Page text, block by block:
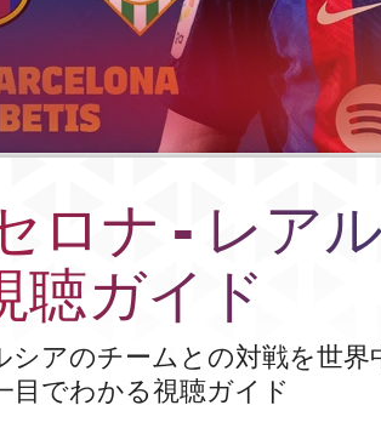
ロナ - レア
聴ガイド
シアのチームとの対戦を世
目でわかる視聴ガイド